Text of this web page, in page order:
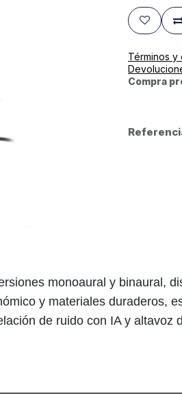
Términos y
Compra
monoaural y binaural,
y materiales duraderos,
de ruido con IA y